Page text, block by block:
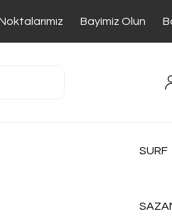
Bayimiz Olun
SURF